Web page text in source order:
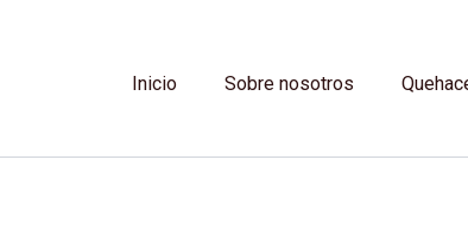
Inicio Sobre nosotros